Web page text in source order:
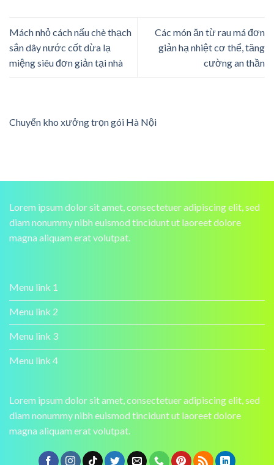
Mách nhỏ cách nấu chè thạch
sắn dây nước cốt dừa lạ
miệng siêu đơn giản tại nhà
Các món ăn từ rau má đơn
giản hạ nhiệt cơ thể, tăng
cường an thần
Chuyển kho xưởng trọn gói Hà Nội
Lorem ipsum dolor sit amet, consectetuer adipiscing elit, sed
diam nonummy nibh euismod tincidunt ut laoreet dolore
magna aliquam erat volutpat.
Menu link 1
Menu link 2
Menu link 3
Menu link 4
Lorem ipsum dolor sit amet, consectetuer adipiscing elit, sed
diam nonummy nibh euismod tincidunt ut laoreet dolore
magna aliquam erat volutpat.